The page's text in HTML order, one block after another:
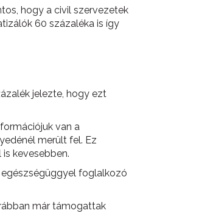
hogy a civil szervezetek
60 százaléka is így
jelezte, hogy ezt
van a
merült fel. Ez
kevesebben.
foglalkozó
már támogattak